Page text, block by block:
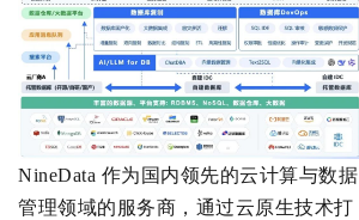
NineData 作为国内领先的云计算与数据
管理领域的服务商，通过云原生技术打